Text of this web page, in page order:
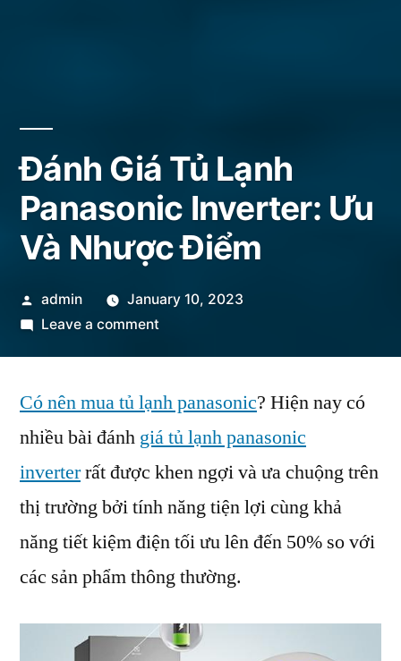
Đánh Giá Tủ Lạnh
Panasonic Inverter: Ưu
Và Nhược Điểm
Posted
by
admin
January 10, 2023
Leave a commenton
Tủ
Panasonic
Inverter:
Nhược
Điểm
Có nên mua tủ lạnh panasonic? Hiện nay có
nhiều bài đánh giá tủ lạnh panasonic
inverterrất được khen ngợi và ưa chuộng trên
thị trường bởi tính năng tiện lợi cùng khả
năng tiết kiệm điện tối ưu lên đến 50% so với
các sản phẩm thông thường.